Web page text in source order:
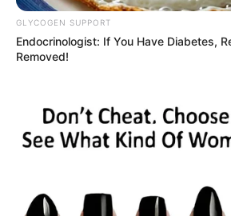
GLYCOGEN SUPPORT
Endocrinologist: If You Have Diabetes,
Removed!